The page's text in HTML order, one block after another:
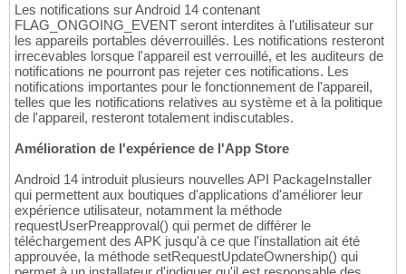
Les notifications sur Android 14 contenant
FLAG_ONGOING_EVENT seront interdites à l'utilisateur sur
les appareils portables déverrouillés. Les notifications resteront
irrecevables lorsque l'appareil est verrouillé, et les auditeurs de
notifications ne pourront pas rejeter ces notifications. Les
notifications importantes pour le fonctionnement de l'appareil,
telles que les notifications relatives au système et à la politique
de l'appareil, resteront totalement indiscutables.
Amélioration de l'expérience de l'App Store
Android 14 introduit plusieurs nouvelles API PackageInstaller
qui permettent aux boutiques d'applications d'améliorer leur
expérience utilisateur, notamment la méthode
requestUserPreapproval() qui permet de différer le
téléchargement des APK jusqu'à ce que l'installation ait été
approuvée, la méthode setRequestUpdateOwnership() qui